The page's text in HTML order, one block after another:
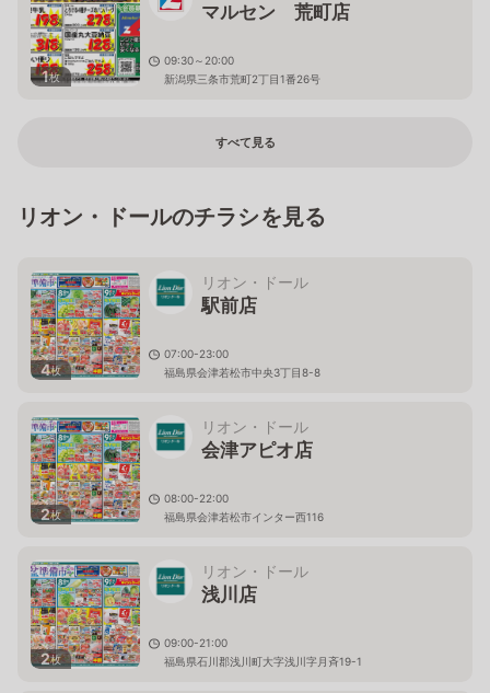
1枚
マルセン 荒町店
09:30～20:00
新潟県三条市荒町2丁目1番26号
すべて見る
リオン・ドールのチラシを見る
4枚
リオン・ドール
駅前店
07:00-23:00
福島県会津若松市中央3丁目8-8
2枚
リオン・ドール
会津アピオ店
08:00-22:00
福島県会津若松市インター西116
2枚
リオン・ドール
浅川店
09:00-21:00
福島県石川郡浅川町大字浅川字月斉19-1